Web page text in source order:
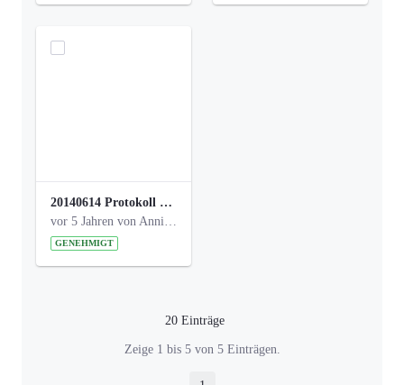
20140614 Protokoll Park Am Gesundheitsamt 00.pdf
vor 5 Jahren von Anni Schlumberger
GENEHMIGT
20 Einträge
Pro Seite
Zeige 1 bis 5 von 5 Einträgen.